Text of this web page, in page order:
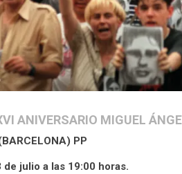
ANIVERSARIO MIGUEL
PP
de julio a las 19:00 horas.